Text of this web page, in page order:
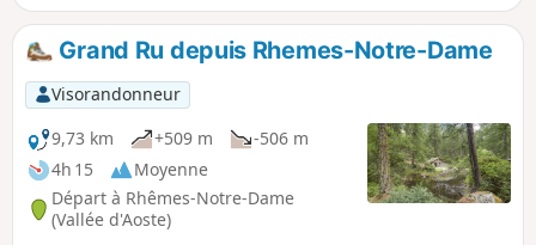
Grand Ru depuis Rhemes-Notre-Dame
Visorandonneur
9,73 km
+509 m
-506 m
4h 15
Moyenne
Départ à Rhêmes-Notre-Dame
(Vallée d'Aoste)